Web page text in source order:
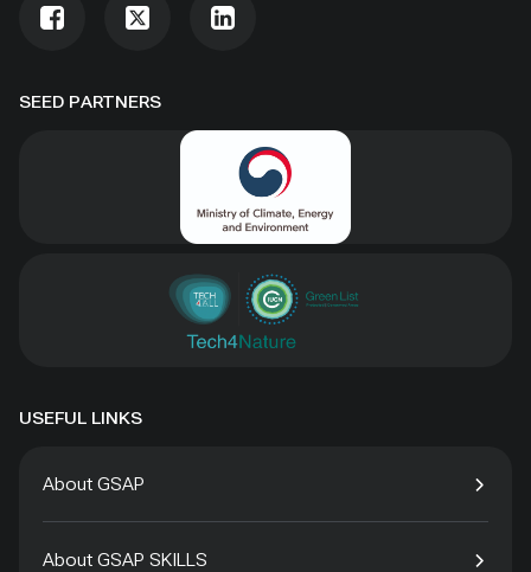
SEED PARTNERS
USEFUL LINKS
About GSAP
About GSAP SKILLS